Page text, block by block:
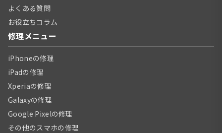
よくある質問
お役立ちコラム
修理メニュー
iPhoneの修理
iPadの修理
Xperiaの修理
Galaxyの修理
Google Pixelの修理
その他のスマホの修理